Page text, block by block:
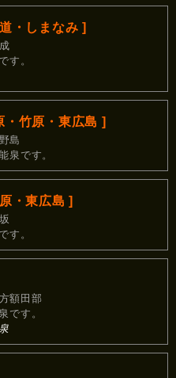
・しまなみ ]
す。
・竹原・東広島 ]
島
泉です。
・東広島 ]
す。
額田部
です。